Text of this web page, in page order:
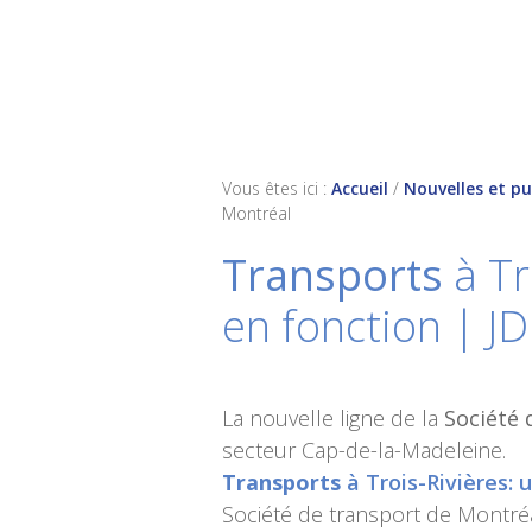
Vous êtes ici : Accueil / Nouvelles et
Montréal
Transports à
en fonction |
La nouvelle ligne de la Société
secteur Cap-de-la-Madeleine.
Transports à Trois-Rivières:
Société de transport de